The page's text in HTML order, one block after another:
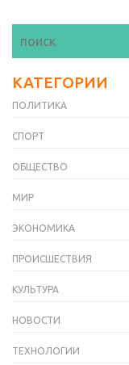
КАТЕГОРИИ
ПОЛИТИКА
СПОРТ
ОБЩЕСТВО
МИР
ЭКОНОМИКА
ПРОИСШЕСТВИЯ
КУЛЬТУРА
НОВОСТИ
ТЕХНОЛОГИИ